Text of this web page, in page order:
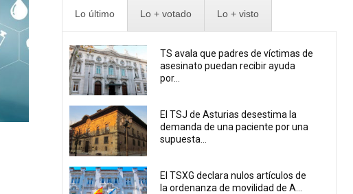
Lo último Lo + votado Lo + visto
TS avala que padres de víctimas de
asesinato puedan recibir ayuda
por...
El TSJ de Asturias desestima la
demanda de una paciente por una
supuesta...
El TSXG declara nulos artículos de
la ordenanza de movilidad de A...